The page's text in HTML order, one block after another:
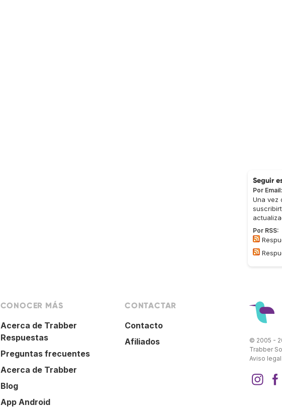
Seguir
Por Email:
Una vez
Por RSS:
CONOCER MÁS
Acerca de Trabber
Respuestas
Preguntas frecuentes
Acerca de Trabber
Blog
App Android
CONTACTAR
Contacto
Afiliados
© 2005 -
Trabber
Aviso legal